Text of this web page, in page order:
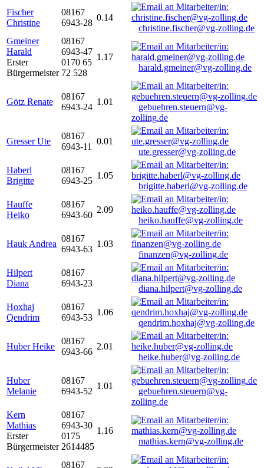
Fischer
Christine
08167
6943-28
0.14
christine.fischer@vg-zolling.de
Gmeiner
Harald
Erster
Bürgermeister
08167
6943-47
0170 65
72 528
1.17
harald.gmeiner@vg-zolling.de
Götz Renate
08167
6943-24
1.01
gebuehren.steuern@vg-
zolling.de
Gresser Ute
08167
6943-11
0.01
ute.gresser@vg-zolling.de
Haberl
Brigitte
08167
6943-25
1.05
brigitte.haberl@vg-zolling.de
Hauffe
Heiko
08167
6943-60
2.09
heiko.hauffe@vg-zolling.de
Hauk Andrea
08167
6943-63
1.03
finanzen@vg-zolling.de
Hilpert
Diana
08167
6943-23
diana.hilpert@vg-zolling.de
Hoxhaj
Qendrim
08167
6943-53
1.06
qendrim.hoxhaj@vg-zolling.de
Huber Heike
08167
6943-66
2.01
heike.huber@vg-zolling.de
Huber
Melanie
08167
6943-52
1.01
gebuehren.steuern@vg-
zolling.de
Kern
Mathias
Erster
Bürgermeister
08167
6943-30
0175
2614485
1.16
mathias.kern@vg-zolling.de
08167